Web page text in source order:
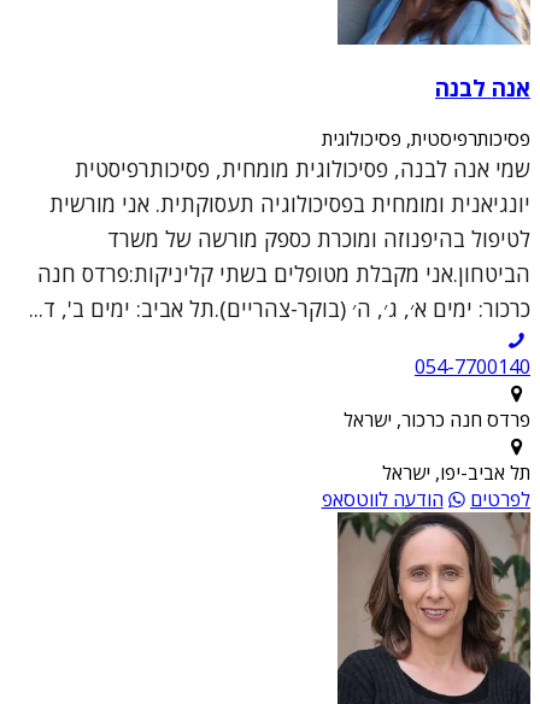
אנה לבנה
פסיכותרפיסטית, פסיכולוגית
שמי אנה לבנה, פסיכולוגית מומחית, פסיכותרפיסטית
יונגיאנית ומומחית בפסיכולוגיה תעסוקתית. אני מורשית
לטיפול בהיפנוזה ומוכרת כספק מורשה של משרד
הביטחון.אני מקבלת מטופלים בשתי קליניקות:פרדס חנה
כרכור: ימים א׳, ג׳, ה׳ (בוקר-צהריים).תל אביב: ימים ב', ד...
054-7700140
פרדס חנה כרכור, ישראל
תל אביב-יפו, ישראל
לפרטים
הודעה לווטסאפ